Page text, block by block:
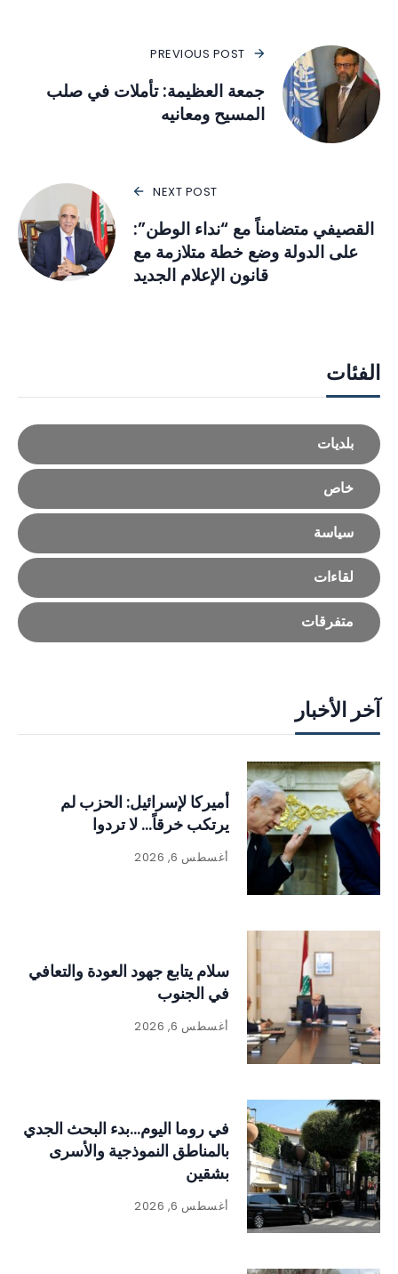
PREVIOUS POST
جمعة العظيمة: تأملات في صلب
المسيح ومعانيه
NEXT POST
القصيفي متضامناً مع “نداء الوطن”:
على الدولة وضع خطة متلازمة مع
قانون الإعلام الجديد
الفئات
بلديات
خاص
سياسة
لقاءات
متفرقات
آخر الأخبار
أميركا لإسرائيل: الحزب لم
يرتكب خرقاً… لا تردوا
أغسطس 6, 2026
سلام يتابع جهود العودة والتعافي
في الجنوب
أغسطس 6, 2026
في روما اليوم…بدء البحث الجدي
بالمناطق النموذجية والأسرى
بشقين
أغسطس 6, 2026